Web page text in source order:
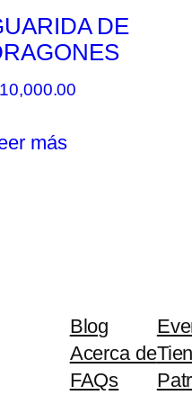
DE
10,000.00
más
Blog
Acerca de
FAQs